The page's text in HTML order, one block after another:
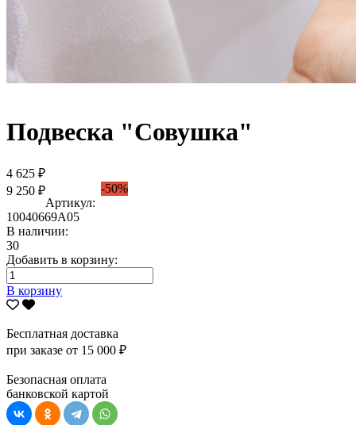
Подвеска "Совушка"
4 625 ₽
9 250 ₽
-50%
Артикул:
10040669А05
В наличии:
30
Добавить в корзину:
В корзину
Бесплатная доставка
при заказе от 15 000 ₽
Безопасная оплата
банковской картой